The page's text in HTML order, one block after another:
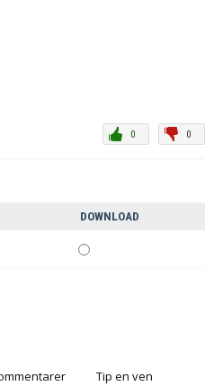
0
0
DOWNLOAD
Tip en ven